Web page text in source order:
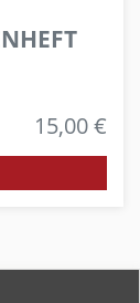
15,00 €